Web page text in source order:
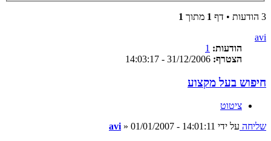
3 הודעות • דף 1 מתוך 1
avi
הודעות: 1
הצטרף:
חיפוש בעל מקצוע
ציטוט
שליחה על ידי avi » 01/01/2007 - 14:01:11